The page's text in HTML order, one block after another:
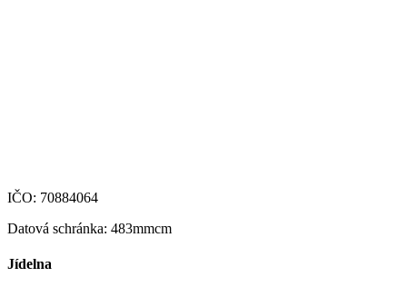
IČO: 70884064
Datová schránka: 483mmcm
Jídelna